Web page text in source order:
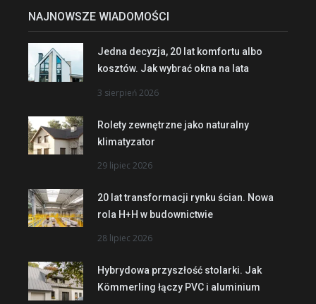
NAJNOWSZE WIADOMOŚCI
Jedna decyzja, 20 lat komfortu albo
kosztów. Jak wybrać okna na lata
3 sierpień 2026
Rolety zewnętrzne jako naturalny
klimatyzator
29 lipiec 2026
20 lat transformacji rynku ścian. Nowa
rola H+H w budownictwie
28 lipiec 2026
Hybrydowa przyszłość stolarki. Jak
Kömmerling łączy PVC i aluminium